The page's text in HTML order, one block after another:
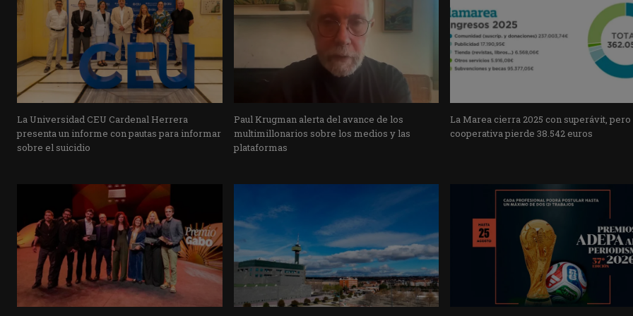
La Universidad CEU Cardenal Herrera
presenta un informe con pautas para informar
sobre el suicidio
Paul Krugman alerta del avance de los
multimillonarios sobre los medios y las
plataformas
La Marea cierra 2025 con superávit, pero
cooperativa pierde 38.542 euros